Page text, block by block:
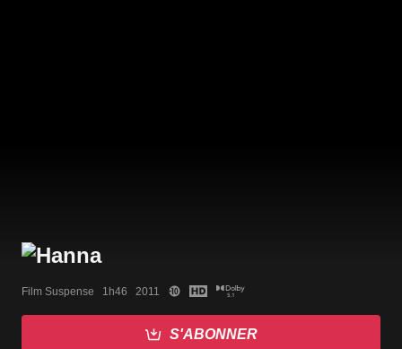
Film Suspense   1h46   2011
S'ABONNER